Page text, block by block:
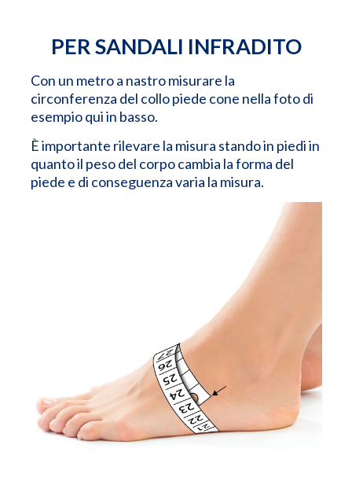
PER SANDALI INFRADITO
Con un metro a nastro misurare la
circonferenza del collo piede cone nella foto di
esempio qui in basso.
È importante rilevare la misura stando in piedi in
quanto il peso del corpo cambia la forma del
piede e di conseguenza varia la misura.